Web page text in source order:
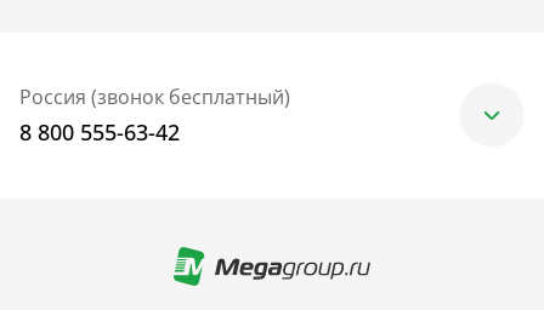
Россия (звонок бесплатный)
8 800 555-63-42
+7 (499) 705-30-10